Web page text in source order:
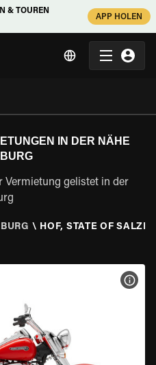
& TOUREN
APP HOLEN
IN DER NÄHE
Vermietung gelistet in der
\ HOF, STATE OF